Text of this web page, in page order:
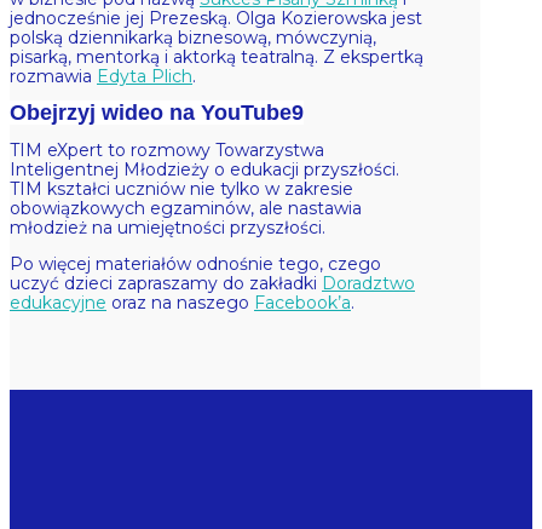
jednocześnie jej Prezeską. Olga Kozierowska jest
polską dziennikarką biznesową, mówczynią,
pisarką, mentorką i aktorką teatralną. Z ekspertką
rozmawia Edyta Plich.
Obejrzyj wideo na YouTube
TIM eXpert to rozmowy Towarzystwa
Inteligentnej Młodzieży o edukacji przyszłości.
TIM kształci uczniów nie tylko w zakresie
obowiązkowych egzaminów, ale nastawia
młodzież na umiejętności przyszłości.
Po więcej materiałów odnośnie tego, czego
uczyć dzieci zapraszamy do zakładki Doradztwo
edukacyjne oraz na naszego Facebook’a.